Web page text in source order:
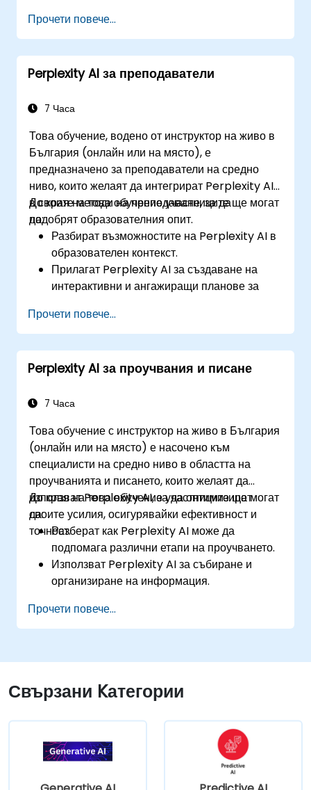
сценарии от реалния свят.
Разбират етичните съображения и
обществените последици от ИИ
технологиите.
Прочети повече...
Perplexity AI за преподаватели
7 Часа
Това обучение, водено от инструктор на живо в
България (онлайн или на място), е
предназначено за преподаватели на средно
ниво, които желаят да интегрират Perplexity AI
в своите методи на преподаване, за да
подобрят образователния опит.
До края на това обучение участниците ще могат
да:
Разбират възможностите на Perplexity AI в
образователен контекст.
Прилагат Perplexity AI за създаване на
интерактивни и ангажиращи планове за
Използват Perplexity AI за оценяване на
учениците и предоставяне на обратна
връзка.
Изследват потенциала на AI за
Прочети повече...
Perplexity AI за проучвания и писане
7 Часа
Това обучение с инструктор на живо в България
(онлайн или на място) е насочено към
специалисти на средно ниво в областта на
проучванията и писането, които желаят да
използват Perplexity AI, за да оптимизират
своите усилия, осигурявайки ефективност и
точност.
До края на това обучение участниците ще могат
да:
Разберат как Perplexity AI може да
подпомага различни етапи на проучването.
Използват Perplexity AI за събиране и
организиране на информация.
прозрения и предложения, управлявани от
изкуствен интелект.
професионални проекти за писане.
Прочети повече...
Свързани Kатегории